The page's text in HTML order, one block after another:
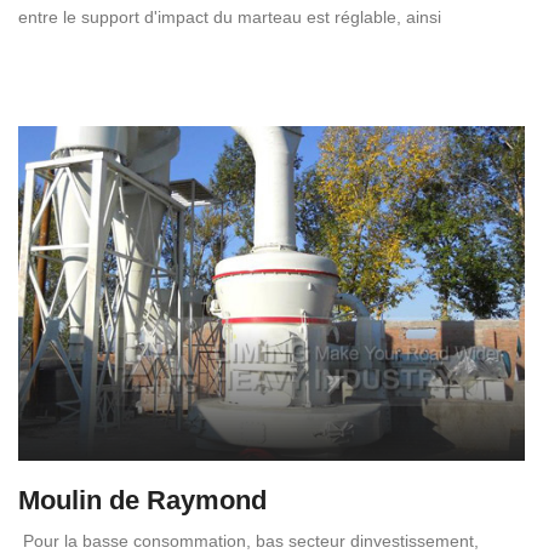
entre le support d'impact du marteau est réglable, ainsi
Moulin de Raymond
Pour la basse consommation, bas secteur dinvestissement,